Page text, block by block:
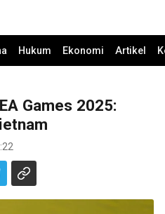
Hukum Ekonomi Artikel
Games 2025: